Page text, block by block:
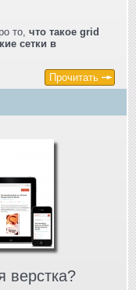
то, что такое grid
сетки в
Прочитать
верстка?